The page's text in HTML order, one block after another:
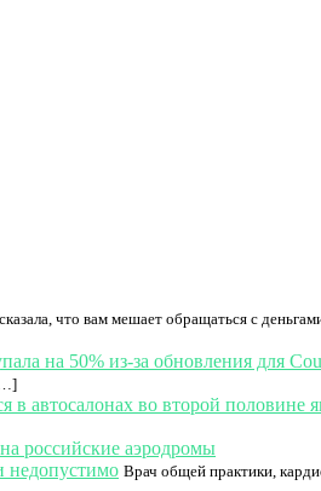
что вам мешает обращаться с
на 50% из-за обновления для
автосалонах во второй половине
российские аэродромы
недопустимо Врач общей практики,